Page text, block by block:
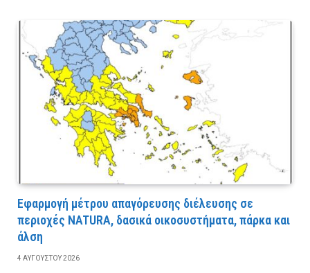
Εφαρμογή μέτρου απαγόρευσης διέλευσης σε
περιοχές NATURA, δασικά οικοσυστήματα, πάρκα και
άλση
4 ΑΥΓΟΎΣΤΟΥ 2026